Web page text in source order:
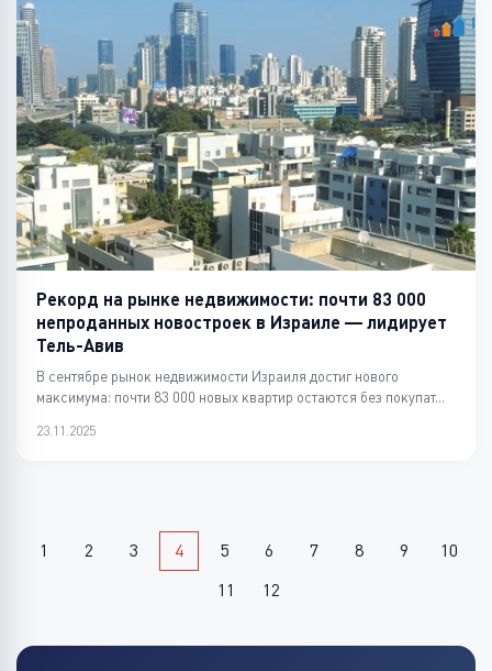
Рекорд на рынке недвижимости: почти 83 000
непроданных новостроек в Израиле — лидирует
Тель-Авив
В сентябре рынок недвижимости Израиля достиг нового
максимума: почти 83 000 новых квартир остаются без покупат...
23.11.2025
1 2 3 4 5 6 7 8 9
10
11
12